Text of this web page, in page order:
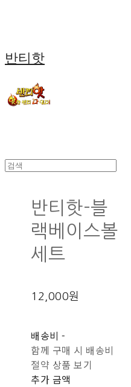
반티핫
반티핫-블
랙베이스볼
세트
12,000원
배송비-
함께 구매 시 배송비
절약 상품 보기
추가 금액